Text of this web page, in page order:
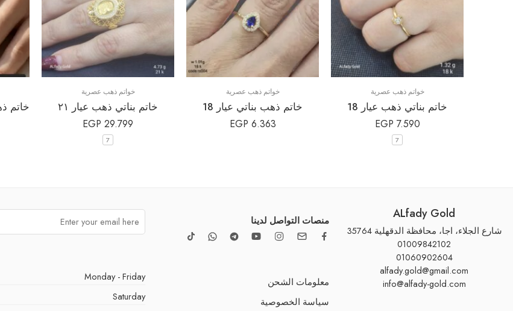
خواتم ذهب عصرية
خاتم بناتي ذهب عيار 18⁩⁩
7.590
EGP
7
خواتم ذهب عصرية
خاتم ذهب بناتي عيار 18
6.363
EGP
خواتم ذهب عصرية
خاتم بناتي ذهب عيار ٢١
29.799
EGP
7
ALfady Gold
شارع الجلاء، اجا، محافظة الدقهلية 35764
01009842102
01060902604
alfady.gold@gmail.com
info@alfady-gold.com
منصات التواصل لدينا
معلومات الشحن
سياسة الخصوصية
Monday - Friday
Saturday